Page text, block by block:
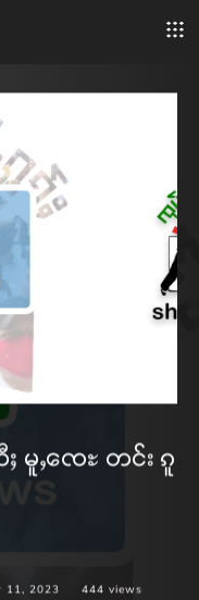
မူႇၸေႊ တင်း ၵူ
11, 2023 444 views